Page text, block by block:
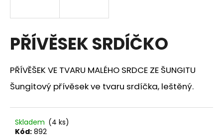
PŘÍVĚSEK SRDÍČKO
PŘÍVĚŠEK VE TVARU MALÉHO SRDCE ZE ŠUNGITU
Šungitový přívěsek ve tvaru srdíčka, leštěný.
Skladem (4 ks)
Kód: 892
í
t
?